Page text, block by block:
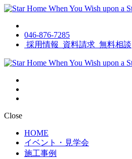
046-876-7285
採用情報
資料請求 無料相談
Close
HOME
イベント・見学会
施工事例